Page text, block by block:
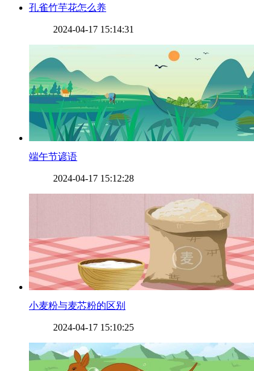
​孔雀竹芋花怎么养
2024-04-17 15:14:31
​端午节谚语
2024-04-17 15:12:28
​小麦粉与麦芯粉的区别
2024-04-17 15:10:25